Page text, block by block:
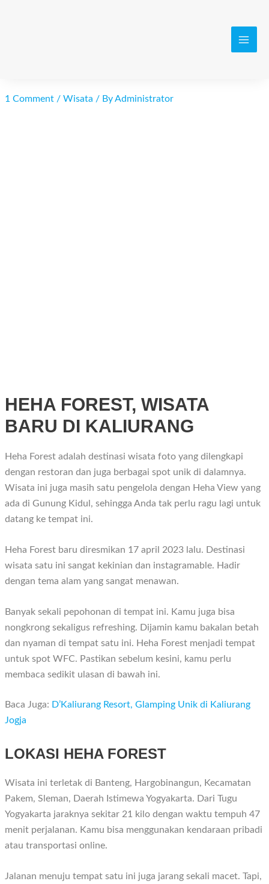
1 Comment /Wisata / ByAdministrator
HEHA FOREST, WISATA
BARU DI KALIURANG
Heha Forest adalah destinasi wisata foto yang dilengkapi
dengan restoran dan juga berbagai spot unik di dalamnya.
Wisata ini juga masih satu pengelola dengan Heha View yang
ada di Gunung Kidul, sehingga Anda tak perlu ragu lagi untuk
datang ke tempat ini.
Heha Forest baru diresmikan 17 april 2023 lalu. Destinasi
wisata satu ini sangat kekinian dan instagramable. Hadir
dengan tema alam yang sangat menawan.
Banyak sekali pepohonan di tempat ini. Kamu juga bisa
nongkrong sekaligus refreshing. Dijamin kamu bakalan betah
dan nyaman di tempat satu ini. Heha Forest menjadi tempat
untuk spot WFC. Pastikan sebelum kesini, kamu perlu
membaca sedikit ulasan di bawah ini.
Baca Juga: D’Kaliurang Resort, Glamping Unik di Kaliurang
Jogja
LOKASI HEHA FOREST
Wisata ini terletak di Banteng, Hargobinangun, Kecamatan
Pakem, Sleman, Daerah Istimewa Yogyakarta. Dari Tugu
Yogyakarta jaraknya sekitar 21 kilo dengan waktu tempuh 47
menit perjalanan. Kamu bisa menggunakan kendaraan pribadi
atau transportasi online.
Jalanan menuju tempat satu ini juga jarang sekali macet. Tapi,